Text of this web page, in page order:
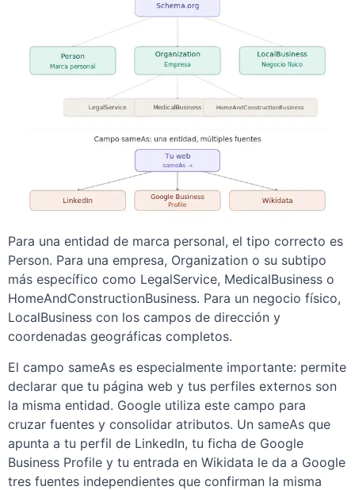
Para una entidad de marca personal, el tipo correcto es
Person. Para una empresa, Organization o su subtipo
más específico como LegalService, MedicalBusiness o
HomeAndConstructionBusiness. Para un negocio físico,
LocalBusiness con los campos de dirección y
coordenadas geográficas completos.
El campo sameAs es especialmente importante: permite
declarar que tu página web y tus perfiles externos son
la misma entidad. Google utiliza este campo para
cruzar fuentes y consolidar atributos. Un sameAs que
apunta a tu perfil de LinkedIn, tu ficha de Google
Business Profile y tu entrada en Wikidata le da a Google
tres fuentes independientes que confirman la misma